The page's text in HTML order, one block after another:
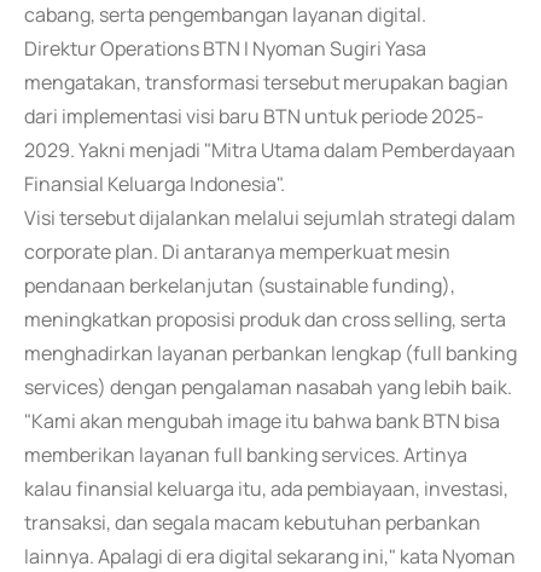
cabang, serta pengembangan layanan digital.
Direktur Operations BTN I Nyoman Sugiri Yasa
mengatakan, transformasi tersebut merupakan bagian
dari implementasi visi baru BTN untuk periode 2025-
2029. Yakni menjadi "Mitra Utama dalam Pemberdayaan
Finansial Keluarga Indonesia".
Visi tersebut dijalankan melalui sejumlah strategi dalam
corporate plan. Di antaranya memperkuat mesin
pendanaan berkelanjutan (sustainable funding),
meningkatkan proposisi produk dan cross selling, serta
menghadirkan layanan perbankan lengkap (full banking
services) dengan pengalaman nasabah yang lebih baik.
"Kami akan mengubah image itu bahwa bank BTN bisa
memberikan layanan full banking services. Artinya
kalau finansial keluarga itu, ada pembiayaan, investasi,
transaksi, dan segala macam kebutuhan perbankan
lainnya. Apalagi di era digital sekarang ini," kata Nyoman